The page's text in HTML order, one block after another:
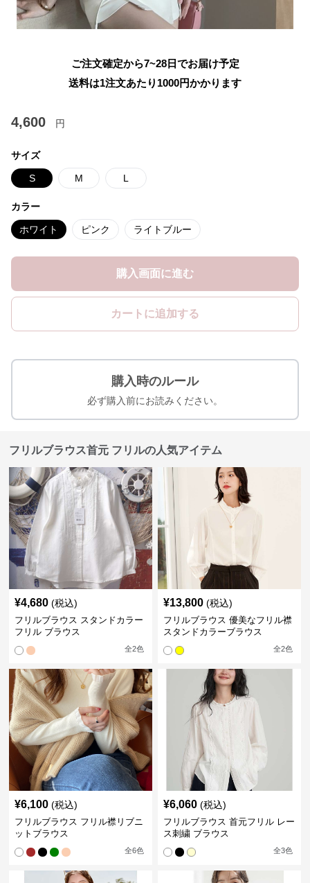
ご注文確定から7~28日でお届け予定
送料は1注文あたり 1000円かかります
4,600 円
サイズ
S M L
カラー
ホワイト ピンク ライトブルー
購入画面に進む
カートに追加する
購入時のルール
必ず購入前にお読みください。
フリルブラウス首元 フリルの人気アイテム
¥4,680 (税込)
フリルブラウス スタンドカラー
フリル ブラウス
全2色
¥13,800 (税込)
フリルブラウス 優美なフリル襟
スタンドカラーブラウス
全2色
¥6,100 (税込)
フリルブラウス フリル襟リブニ
ットブラウス
全6色
¥6,060 (税込)
フリルブラウス 首元フリル レー
ス刺繍 ブラウス
全3色